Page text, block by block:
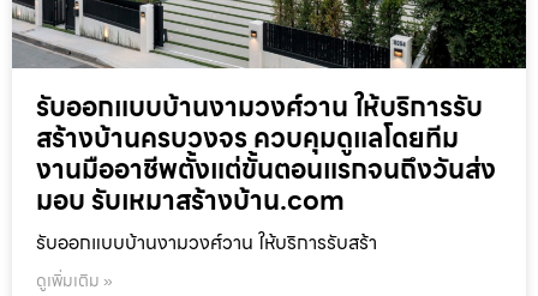
รับออกแบบบ้านงามวงศ์วาน ให้บริการรับ
สร้างบ้านครบวงจร ควบคุมดูแลโดยทีม
งานมืออาชีพตั้งแต่ขั้นตอนแรกจนถึงวันส่ง
มอบ รับเหมาสร้างบ้าน.com
รับออกแบบบ้านงามวงศ์วาน ให้บริการรับสร้า
ดูเพิ่มเติม »